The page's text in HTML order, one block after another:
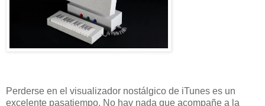
Perderse en el visualizador nostálgico de iTunes es un
excelente pasatiempo. No hay nada que acompañe a la